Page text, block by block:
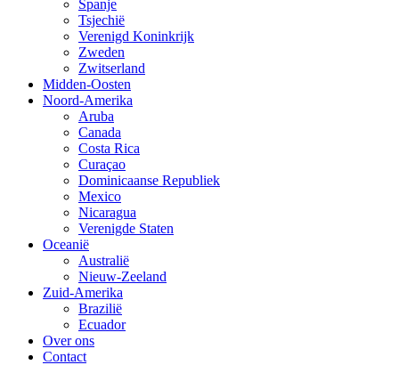
Spanje
Tsjechië
Verenigd Koninkrijk
Zweden
Zwitserland
Midden-Oosten
Noord-Amerika
Aruba
Canada
Costa Rica
Curaçao
Dominicaanse Republiek
Mexico
Nicaragua
Verenigde Staten
Oceanië
Australië
Nieuw-Zeeland
Zuid-Amerika
Brazilië
Ecuador
Over ons
Contact